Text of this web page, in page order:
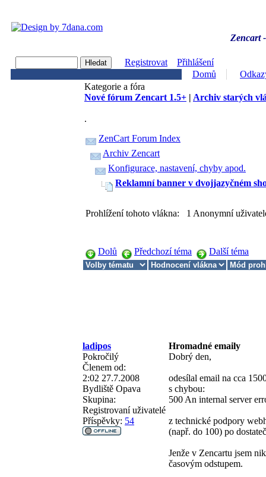
Zencart
Registrovat
Přihlášení
Domů
Kategorie a fóra
Nové fórum Zencart 1.5+ | Archiv starých
.
ZenCart Forum Index
Archiv Zencart
Konfigurace, nastavení, chyby apod.
Reklamní banner v dvojjazyčném
Prohlížení tohoto vlákna: 1 Anonymní
Dolů Předchozí téma Další téma
ladipos
Hromadné emaily
Pokročilý
Členem od:
2:02 27.7.2008
Bydliště Opava
Skupina:
Registrovaní uživatelé
Příspěvky: 54
Dobrý den,
odesílal email na cca
s chybou:
500 An internal server
z technické podpory
(např. do 100) po
Jenže v Zencartu jsem
časovým odstupem.